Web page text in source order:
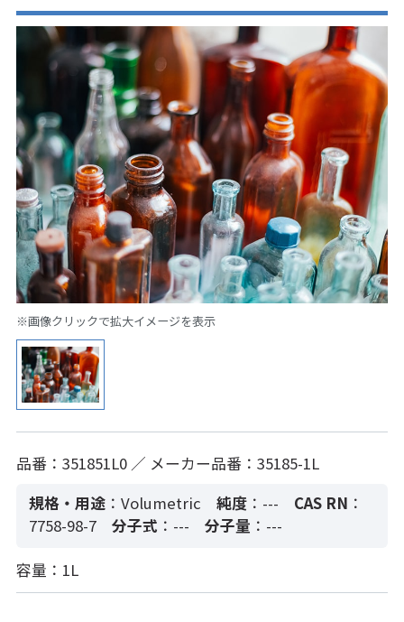
※画像クリックで拡大イメージを表示
品番：351851L0 ／ メーカー品番：35185-1L
規格・用途 ：Volumetric 純度：--- CAS RN ：
7758-98-7
分子式 ：--- 分子量 ：---
容量：1L